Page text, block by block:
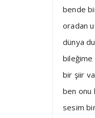
bende
oradan
dünya
bileğime
bir şiir
ben onu
sesim